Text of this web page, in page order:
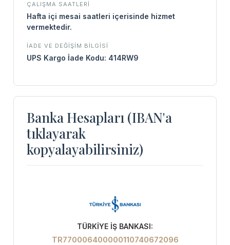
ÇALIŞMA SAATLERI
Hafta içi mesai saatleri içerisinde hizmet
vermektedir.
İADE VE DEĞIŞIM BILGISI
UPS Kargo İade Kodu: 414RW9
Banka Hesapları (IBAN'a
tıklayarak
kopyalayabilirsiniz)
TÜRKİYE İŞ BANKASI:
TR770006400000110740672096